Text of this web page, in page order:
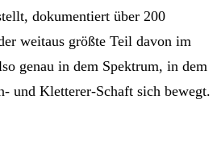
dokumentiert über 200
weitaus größte Teil davon im
genau in dem Spektrum, in dem
und Kletterer-Schaft sich bewegt.